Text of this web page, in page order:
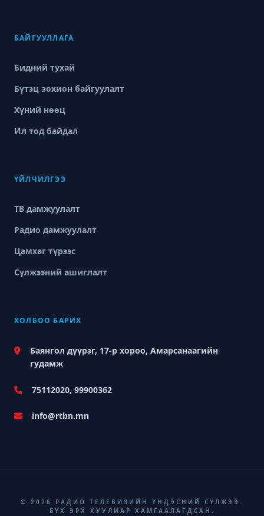
БАЙГУУЛЛАГА
Бидний тухай
Бүтэц зохион байгуулалт
Хүний нөөц
Ил тод байдал
ҮЙЛЧИЛГЭЭ
ТВ дамжуулалт
Радио дамжуулалт
Цамхаг түрээс
Сүлжээний ашиглалт
ХОЛБОО БАРИХ
Баянгол дүүрэг, 17-р хороо, Амарсанаагийн
гудамж
75112020, 99900362
info@rtbn.mn
© 2026 РАДИО ТЕЛЕВИЗИЙН ҮНДЭСНИЙ СҮЛЖЭЭ.
БҮХ ЭРХ ХУУЛИАР ХАМГААЛАГДСАН.